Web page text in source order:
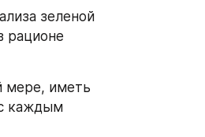
зеленой
рационе
мере, иметь
с каждым